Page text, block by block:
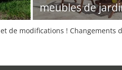
meubles de
de modifications !